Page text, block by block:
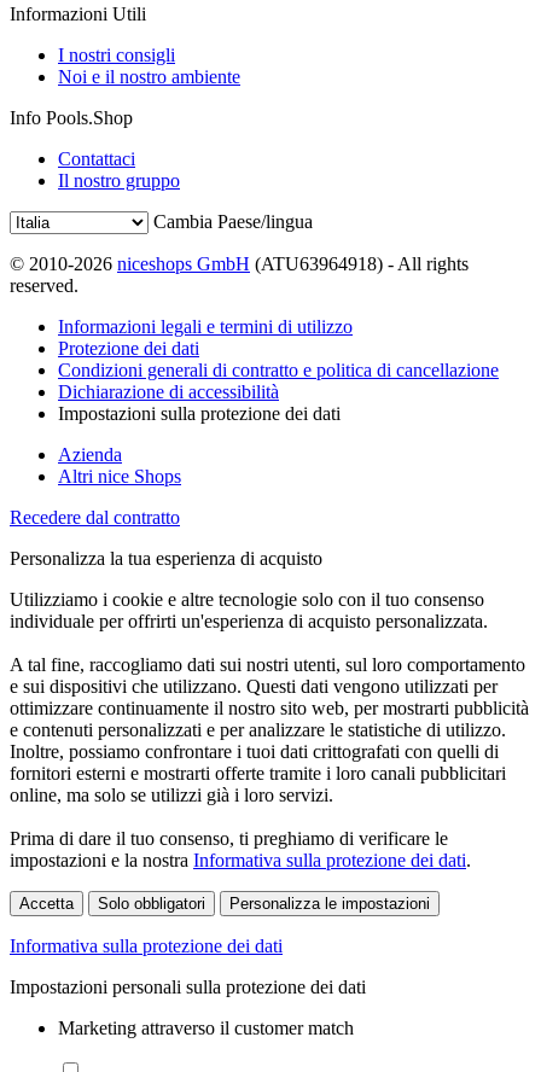
Informazioni Utili
I nostri consigli
Noi e il nostro ambiente
Info Pools.Shop
Contattaci
Il nostro gruppo
Cambia Paese/lingua
© 2010-2026 niceshops GmbH (ATU63964918) - All rights
reserved.
Informazioni legali e termini di utilizzo
Protezione dei dati
Condizioni generali di contratto e politica di cancellazione
Dichiarazione di accessibilità
Impostazioni sulla protezione dei dati
Azienda
Altri nice Shops
Recedere dal contratto
Personalizza la tua esperienza di acquisto
Utilizziamo i cookie e altre tecnologie solo con il tuo consenso
individuale per offrirti un'esperienza di acquisto personalizzata.
A tal fine, raccogliamo dati sui nostri utenti, sul loro comportamento
e sui dispositivi che utilizzano. Questi dati vengono utilizzati per
ottimizzare continuamente il nostro sito web, per mostrarti pubblicità
e contenuti personalizzati e per analizzare le statistiche di utilizzo.
Inoltre, possiamo confrontare i tuoi dati crittografati con quelli di
fornitori esterni e mostrarti offerte tramite i loro canali pubblicitari
online, ma solo se utilizzi già i loro servizi.
Prima di dare il tuo consenso, ti preghiamo di verificare le
impostazioni e la nostra Informativa sulla protezione dei dati.
Accetta Solo obbligatori Personalizza le impostazioni
Informativa sulla protezione dei dati
Impostazioni personali sulla protezione dei dati
Marketing attraverso il customer match